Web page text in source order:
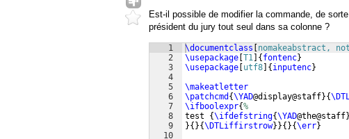
Est-il possible de modifier la commande, de
président du jury tout seul dans sa colonne ?
1
2
3
4
5
6
7
8
9
10
\documentclass nomakeabstract,
\usepackage T1 { fontenc}
\usepackage utf8 { inputenc}
\makeatletter
\patchcmd {\YAD@display@staff}{
\ifboolexpr{%
test {\ifdefstring{\YAD@the@staff}
}{ }{\DTLiffirstrow}}{ }{\err}